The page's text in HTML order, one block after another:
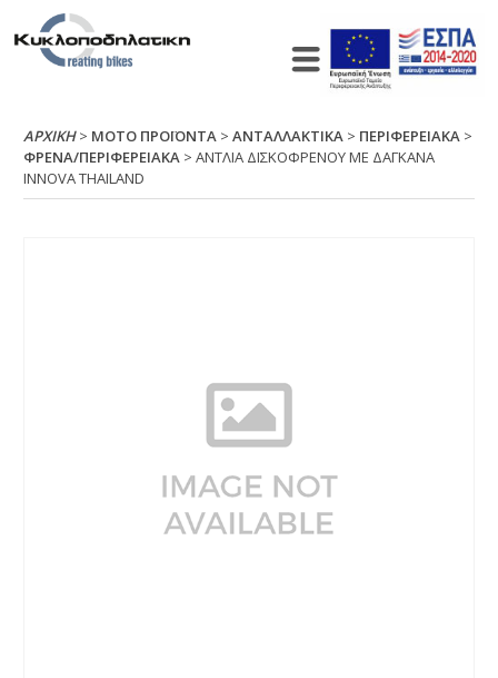
ΑΡΧΙΚΉ> ΜΟΤΟ ΠΡΟΪΟΝΤΑ >ΑΝΤΑΛΛΑΚΤΙΚΑ > ΠΕΡΙΦΕΡΕΙΑΚΑ >
ΦΡΕΝΑ/ΠΕΡΙΦΕΡΕΙΑΚΑ > ΑΝΤΛΙΑ ΔΙΣΚΟΦΡΕΝΟΥ ΜΕ ΔΑΓΚΑΝΑ
ΙΝΝΟVΑ ΤΗΑΙLΑΝD